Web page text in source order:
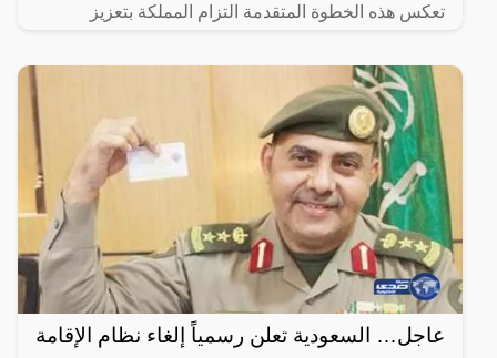
تعكس هذه الخطوة المتقدمة التزام المملكة بتعزيز
عاجل… السعودية تعلن رسمياً إلغاء نظام الإقامة